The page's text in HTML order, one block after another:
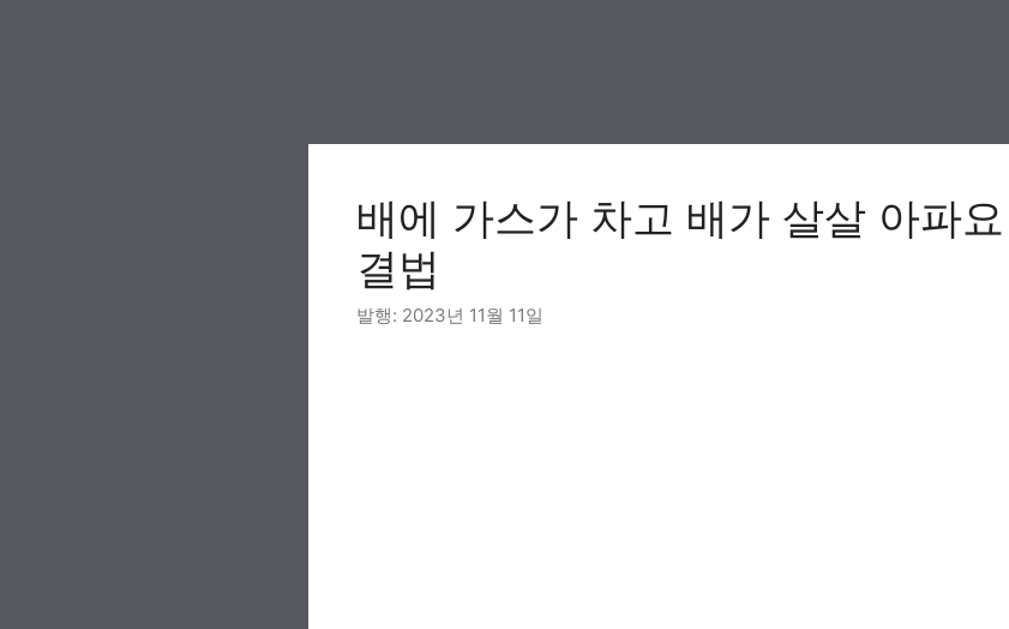
배에 가스가 차고 배가 살살 아파
결법
2023년 11월 11일